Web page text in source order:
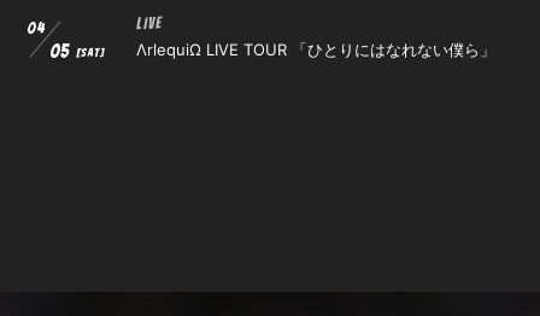
04
05 [SAT]
LIVE
ΛrlequiΩ LIVE TOUR 「ひとりにはなれない僕ら」